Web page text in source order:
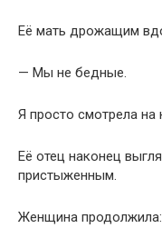
Её мать дрожащим
— Мы не бедные.
Я просто смотрела на
Её отец наконец
пристыженным.
Женщина продолжила: